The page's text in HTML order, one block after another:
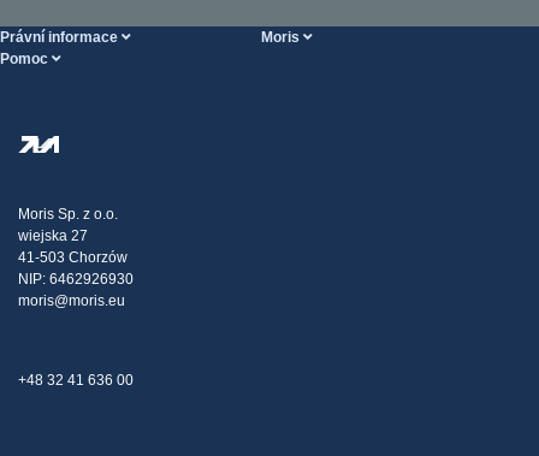
Právní informace Moris
Pomoc
Doprava
Stížnosti
Moris Sp. z o.o.
wiejska 27
41-503 Chorzów
NIP: 6462926930
moris@moris.eu
+48 32 41 636 00